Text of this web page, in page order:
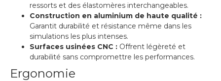
ressorts et des élastomères interchangeables.
Construction en aluminium de haute qualité :
Garantit durabilité et résistance même dans les
simulations les plus intenses.
Surfaces usinées CNC : Offrent légèreté et
durabilité sans compromettre les performances.
Ergonomie